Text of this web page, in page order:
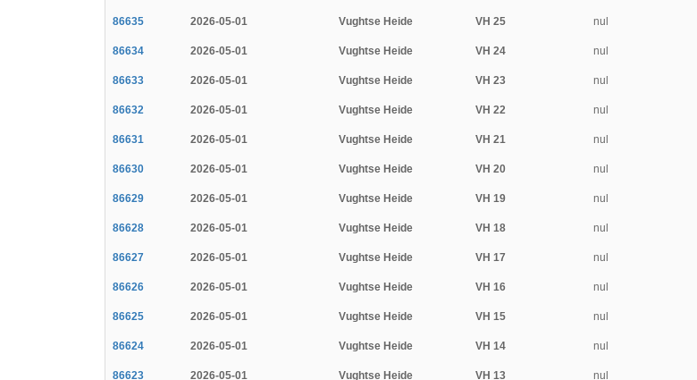
86635 2026-05-01 Vughtse Heide VH 25 nul
86634 2026-05-01 Vughtse Heide VH 24 nul
86633 2026-05-01 Vughtse Heide VH 23 nul
86632 2026-05-01 Vughtse Heide VH 22 nul
86631 2026-05-01 Vughtse Heide VH 21 nul
86630 2026-05-01 Vughtse Heide VH 20 nul
86629 2026-05-01 Vughtse Heide VH 19 nul
86628 2026-05-01 Vughtse Heide VH 18 nul
86627 2026-05-01 Vughtse Heide VH 17 nul
86626 2026-05-01 Vughtse Heide VH 16 nul
86625 2026-05-01 Vughtse Heide VH 15 nul
86624 2026-05-01 Vughtse Heide VH 14 nul
86623 2026-05-01 Vughtse Heide VH 13 nul